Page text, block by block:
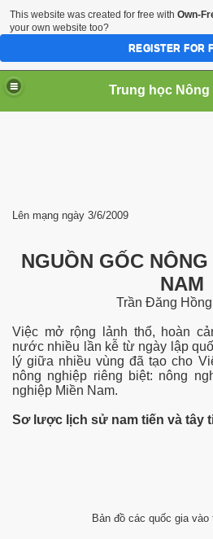
Lên mạng ngày 3/6/2009
NGUỒN GỐC
NAM
Trần Đăng
Việc mở rộng lảnh thổ, hoàn
nước nhiều lần kễ từ ngày lập
lý giữa nhiều vùng đã tạo cho
nông nghiệp riêng biệt: nông
nghiệp Miền Nam.
Sơ lược lịch sử nam tiến và tây
Bản đồ các quốc gia vào
This website was created for free with Own-
your own website too?
REGISTER FOR